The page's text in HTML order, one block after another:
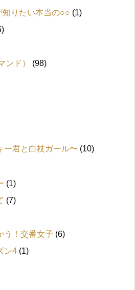
知りたい本当の○○ (1)
ンド）
(98)
ー君と白杖ガール〜 (10)
(1)
(7)
！交番女子 (6)
ン4 (1)